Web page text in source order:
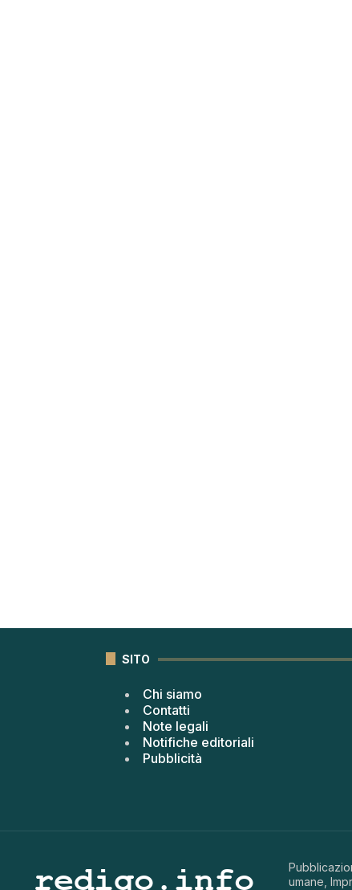
SITO
Chi siamo
Contatti
Note legali
Notifiche editoriali
Pubblicità
umane,